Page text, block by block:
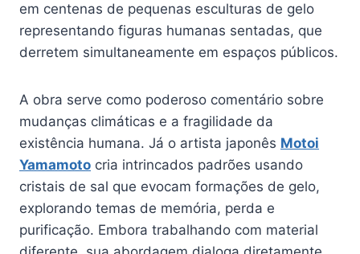
em centenas de pequenas esculturas de gelo
representando figuras humanas sentadas, que
derretem simultaneamente em espaços públicos.
A obra serve como poderoso comentário sobre
mudanças climáticas e a fragilidade da
existência humana. Já o artista japonês Motoi
Yamamoto cria intrincados padrões usando
cristais de sal que evocam formações de gelo,
explorando temas de memória, perda e
purificação. Embora trabalhando com material